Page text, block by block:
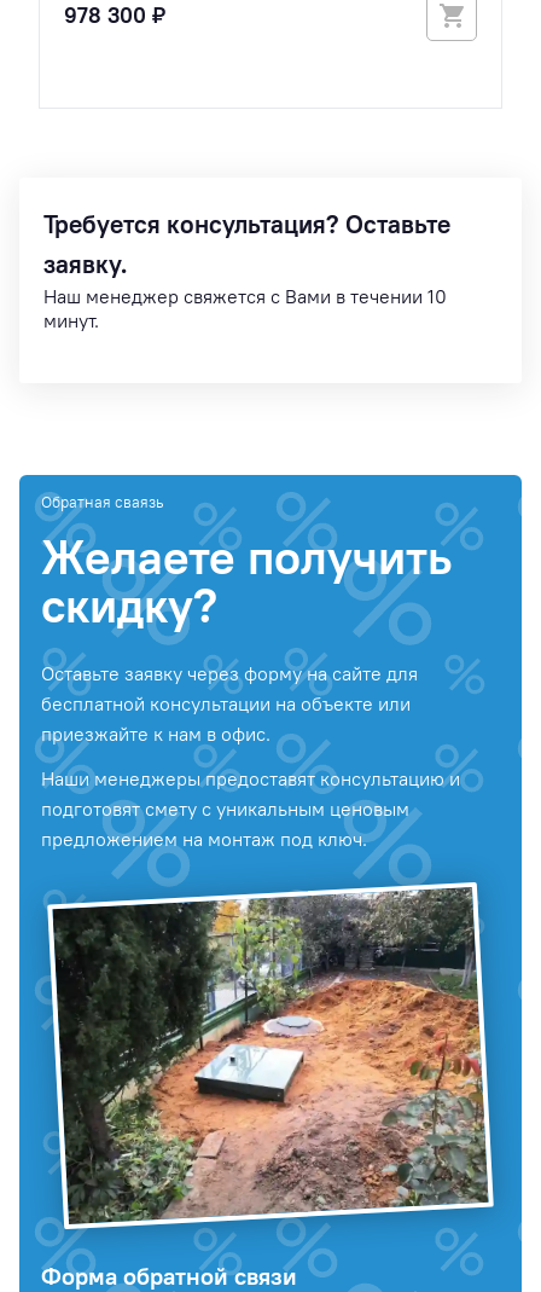
978 300 ₽
Требуется консультация? Оставьте
заявку.
Наш менеджер свяжется с Вами в течении 10
минут.
Обратная сваязь
Желаете получить
скидку?
Оставьте заявку через форму на сайте для
бесплатной консультации на объекте или
приезжайте к нам в офис.
Наши менеджеры предоставят консультацию и
подготовят смету с уникальным ценовым
предложением на монтаж под ключ.
Форма обратной связи